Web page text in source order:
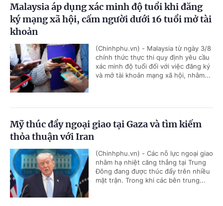
Malaysia áp dụng xác minh độ tuổi khi đăng
ký mạng xã hội, cấm người dưới 16 tuổi mở tài
khoản
(Chinhphu.vn) - Malaysia từ ngày 3/8
chính thức thực thi quy định yêu cầu
xác minh độ tuổi đối với việc đăng ký
và mở tài khoản mạng xã hội, nhằm...
Mỹ thúc đẩy ngoại giao tại Gaza và tìm kiếm
thỏa thuận với Iran
(Chinhphu.vn) - Các nỗ lực ngoại giao
nhằm hạ nhiệt căng thẳng tại Trung
Đông đang được thúc đẩy trên nhiều
mặt trận. Trong khi các bên trung...